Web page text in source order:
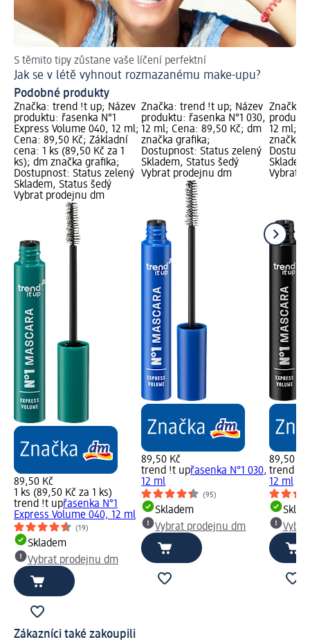
S těmito tipy zůstane vaše líčení perfektní
Jak se v létě vyhnout rozmazanému make-upu?
Podobné produkty
Značka: trend !t up; Název
produktu: řasenka N°1
Express Volume 040, 12 ml;
Cena: 89,50 Kč; Základní
cena: 1 ks (89,50 Kč za 1
ks); dm značka grafika;
Dostupnost: Status zelený
Skladem, Status šedý
Vybrat prodejnu dm
89,50 Kč
1 ks (89,50 Kč za 1 ks)
trend !t upřasenka N°1
Express Volume 040, 12 ml
(19)
Skladem
Vybrat prodejnu dm
Značka: trend !t up; Název
produktu: řasenka N°1 030,
12 ml; Cena: 89,50 Kč; dm
značka grafika;
Dostupnost: Status zelený
Skladem, Status šedý
Vybrat prodejnu dm
89,50 Kč
trend !t upřasenka N°1 030,
12 ml
(95)
Skladem
Vybrat prodejnu dm
Značka:
12 ml;
značka
Vybrat
89,50 Kč
trend !t
12 ml
Zákazníci také zakoupili